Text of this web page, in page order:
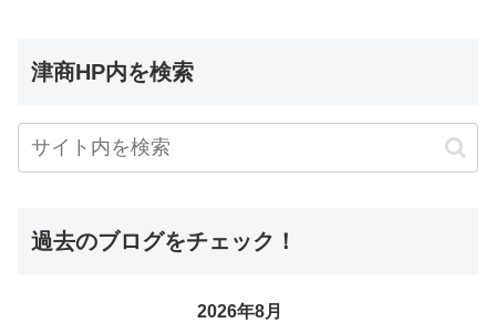
津商HP内を検索
過去のブログをチェック！
2026年8月